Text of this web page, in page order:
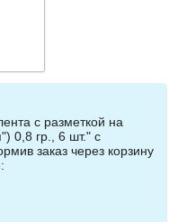
c разметкой на
0,8 гр., 6 шт." с
заказ через корзину